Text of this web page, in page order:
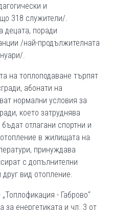
и
318 служители/.
децата, поради
/най-продължителната
.
на топлоподаване търпят
абонати на
нормални условия за
което затруднява
отлагани спортни и
в жилищата на
принуждава
с допълнителни
вид отопление.
- Габрово“
енергетиката и чл. 3 от